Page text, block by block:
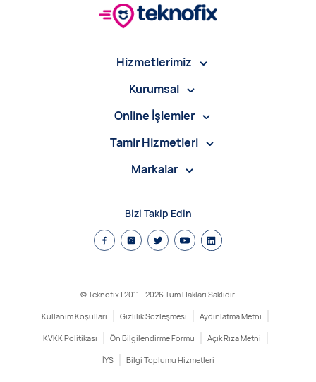
Hizmetlerimiz
Kurumsal
Online İşlemler
Tamir Hizmetleri
Markalar
Bizi Takip Edin
© Teknofix | 2011 - 2026 Tüm Hakları Saklıdır.
Kullanım Koşulları Gizlilik Sözleşmesi Aydınlatma Metni
KVKK Politikası Ön Bilgilendirme Formu Açık Rıza Metni
İYS Bilgi Toplumu Hizmetleri